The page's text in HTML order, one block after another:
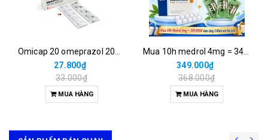
27.800₫
33.000₫
MUA HÀNG
349.000₫
368.000₫
MUA HÀNG